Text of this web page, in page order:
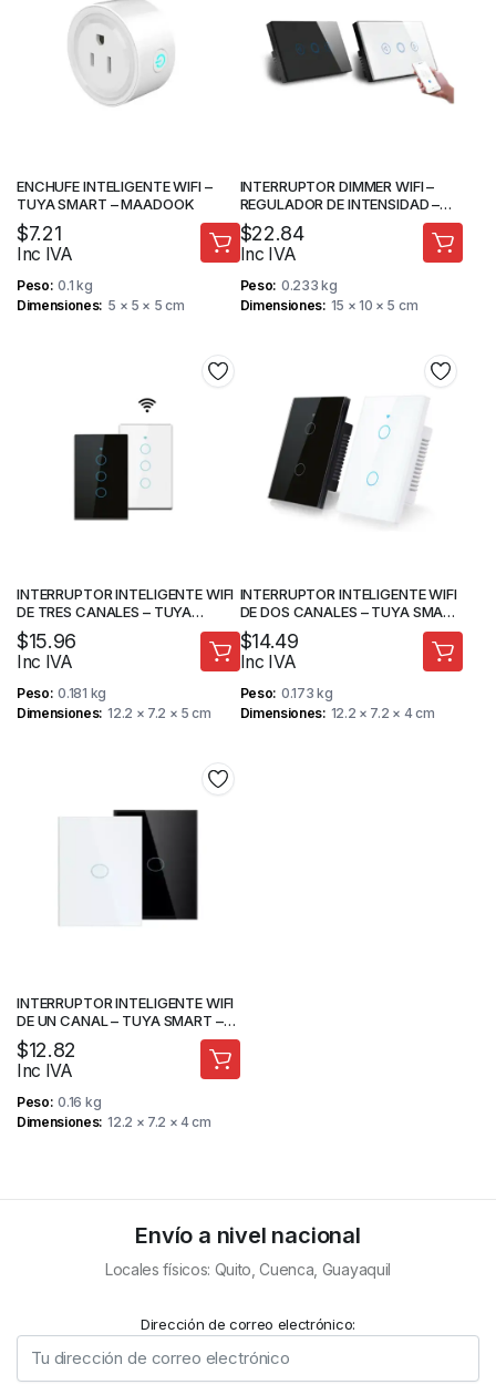
ENCHUFE INTELIGENTE WIFI –
TUYA SMART – MAADOOK
$7.21
Inc IVA
Peso 0.1 kg
Dimensiones 5 × 5 × 5 cm
INTERRUPTOR DIMMER WIFI –
REGULADOR DE INTENSIDAD –
MAADOK
$22.84
Inc IVA
Peso 0.233 kg
Dimensiones 15 × 10 × 5 cm
INTERRUPTOR INTELIGENTE WIFI
DE TRES CANALES – TUYA
SMART – MAADOK
$15.96
Inc IVA
Peso 0.181 kg
Dimensiones 12.2 × 7.2 × 5 cm
INTERRUPTOR INTELIGENTE WIFI
DE DOS CANALES – TUYA SMART
– MAADOK
$14.49
Inc IVA
Peso 0.173 kg
Dimensiones 12.2 × 7.2 × 4 cm
INTERRUPTOR INTELIGENTE WIFI
DE UN CANAL – TUYA SMART –
MAADOK
$12.82
Inc IVA
Peso 0.16 kg
Dimensiones 12.2 × 7.2 × 4 cm
Envío a nivel nacional
Locales físicos: Quito, Cuenca, Guayaquil
Dirección de correo electrónico: